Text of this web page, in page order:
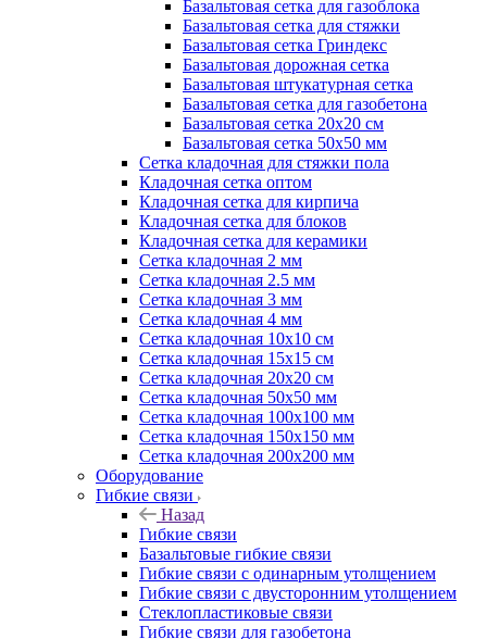
Базальтовая сетка для газоблока
Базальтовая сетка для стяжки
Базальтовая сетка Гриндекс
Базальтовая дорожная сетка
Базальтовая штукатурная сетка
Базальтовая сетка для газобетона
Базальтовая сетка 20x20 см
Базальтовая сетка 50x50 мм
Сетка кладочная для стяжки пола
Кладочная сетка оптом
Кладочная сетка для кирпича
Кладочная сетка для блоков
Кладочная сетка для керамики
Сетка кладочная 2 мм
Сетка кладочная 2.5 мм
Сетка кладочная 3 мм
Сетка кладочная 4 мм
Сетка кладочная 10x10 см
Сетка кладочная 15x15 см
Сетка кладочная 20x20 см
Сетка кладочная 50x50 мм
Сетка кладочная 100x100 мм
Сетка кладочная 150x150 мм
Сетка кладочная 200x200 мм
Оборудование
Гибкие связи
Назад
Гибкие связи
Базальтовые гибкие связи
Гибкие связи с одинарным утолщением
Гибкие связи с двусторонним утолщением
Стеклопластиковые связи
Гибкие связи для газобетона